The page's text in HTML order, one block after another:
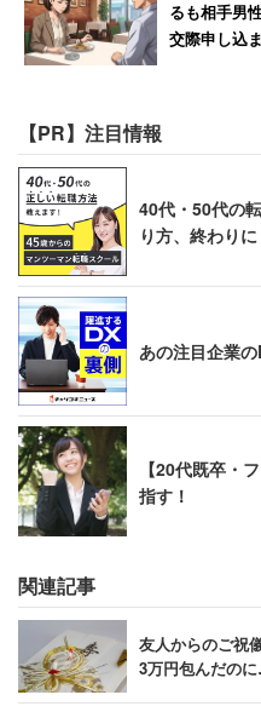
るも相手男
交際申し込
【PR】注目情報
40代・50代の
り方、終わり
あの注目企業の
【20代既卒・
指す！
関連記事
友人からのご祝
3万円包んだの